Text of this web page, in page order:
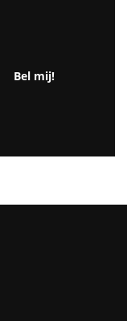
Bel mij!